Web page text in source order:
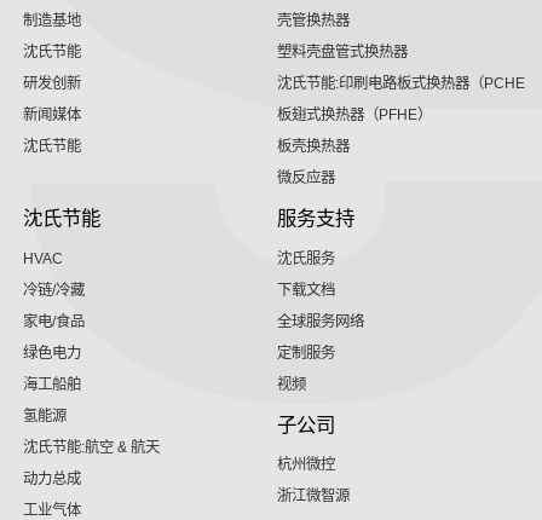
制造基地
沈氏节能
研发创新
新闻媒体
沈氏节能
壳管换热器
塑料壳盘管式换热器
沈氏节能:印刷电路板式换热器（PCHE）
板翅式换热器（PFHE）
板壳换热器
微反应器
沈氏节能
HVAC
冷链/冷藏
家电/食品
绿色电力
海工船舶
氢能源
沈氏节能:航空 & 航天
动力总成
工业气体
服务支持
沈氏服务
下载文档
全球服务网络
定制服务
视频
子公司
杭州微控
浙江微智源